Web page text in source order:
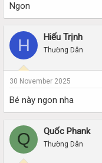
Ngon
H Hiếu Trịnh
Thường Dân
30 November 2025
Bé này ngon nha
Q Quốc Phank
Thường Dân